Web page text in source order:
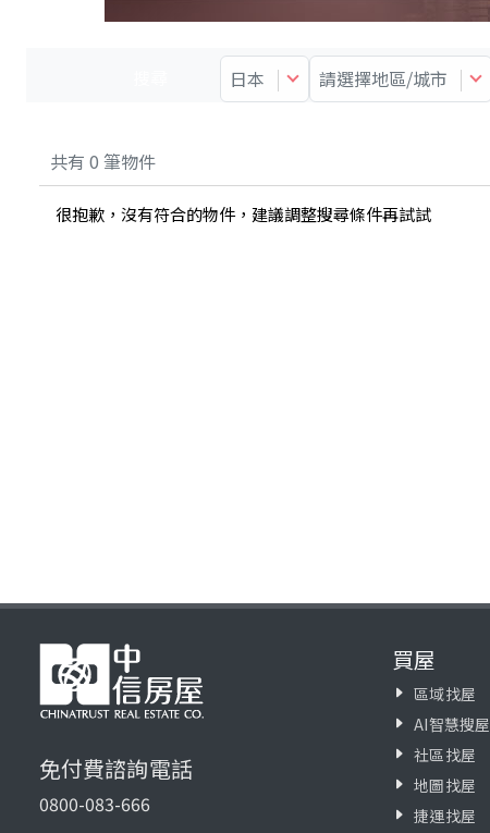
日本 請選擇地區/城市
共有 0 筆物件
免付費諮詢電話
0800-083-666
買屋
區域找屋
AI智慧搜屋
社區找屋
地圖找屋
捷運找屋